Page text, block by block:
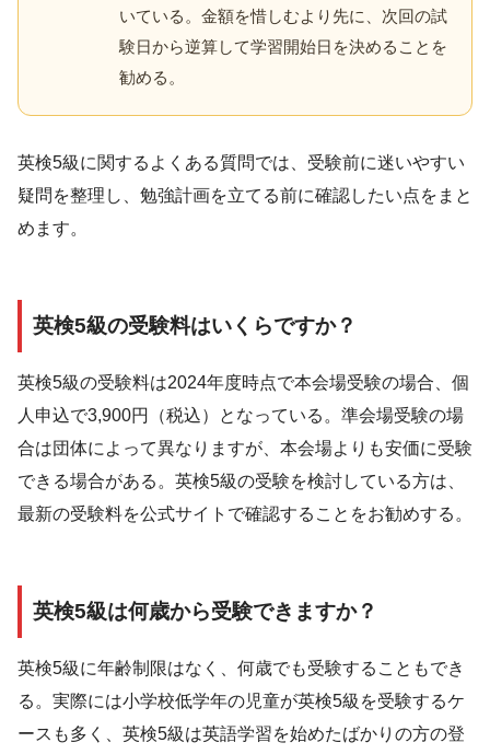
いている。金額を惜しむより先に、次回の試
験日から逆算して学習開始日を決めることを
勧める。
英検5級に関するよくある質問では、受験前に迷いやすい
疑問を整理し、勉強計画を立てる前に確認したい点をまと
めます。
英検5級の受験料はいくらですか？
英検5級の受験料は2024年度時点で本会場受験の場合、個
人申込で3,900円（税込）となっている。準会場受験の場
合は団体によって異なりますが、本会場よりも安価に受験
できる場合がある。英検5級の受験を検討している方は、
最新の受験料を公式サイトで確認することをお勧めする。
英検5級は何歳から受験できますか？
英検5級に年齢制限はなく、何歳でも受験することもでき
る。実際には小学校低学年の児童が英検5級を受験するケ
ースも多く、英検5級は英語学習を始めたばかりの方の登